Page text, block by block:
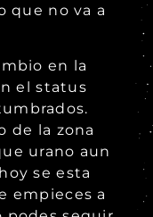
que no va a
en la
el status
de la zona
urano aun
se esta
empieces a